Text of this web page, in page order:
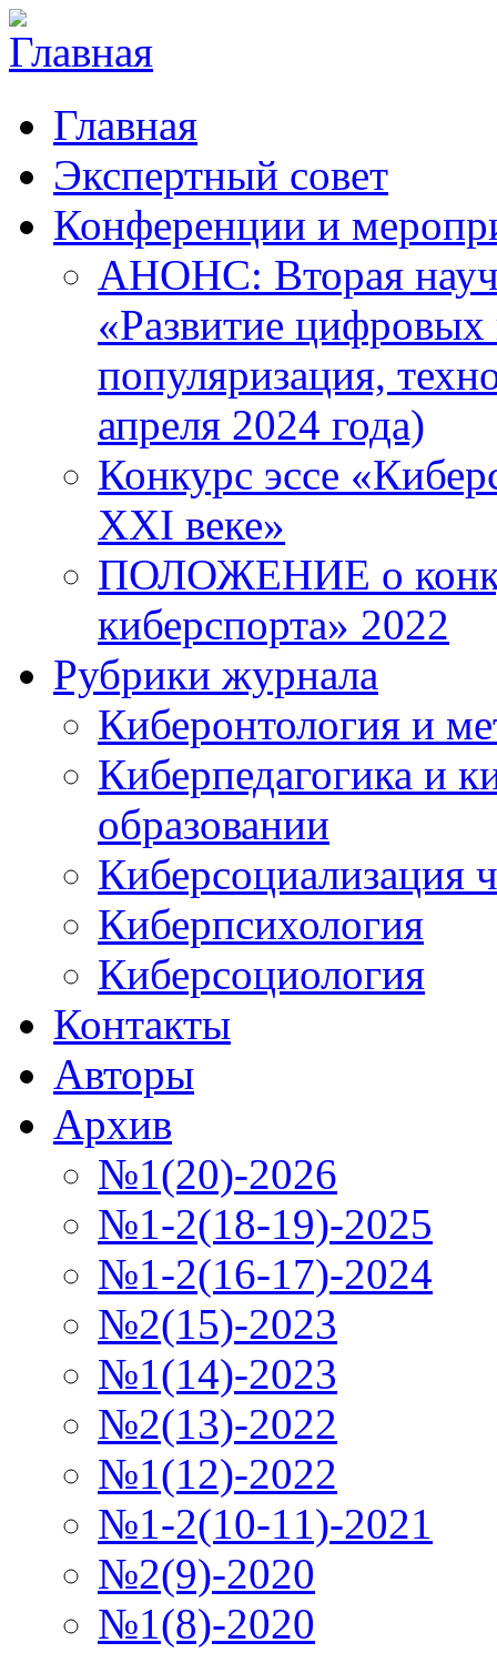
Главная
Экспертный совет
Конференции и
АНОНС: Вторая
«Развитие цифровых
популяризация,
апреля 2024 года)
Конкурс эссе
XXI веке»
ПОЛОЖЕНИЕ о
киберспорта» 2022
Рубрики журнала
Киберонтология и
Киберпедагогика и
образовании
Киберсоциализация
Киберпсихология
Киберсоциология
Контакты
Авторы
Архив
№1(20)-2026
№1-2(18-19)-2025
№1-2(16-17)-2024
№2(15)-2023
№1(14)-2023
№2(13)-2022
№1(12)-2022
№1-2(10-11)-2021
№2(9)-2020
№1(8)-2020